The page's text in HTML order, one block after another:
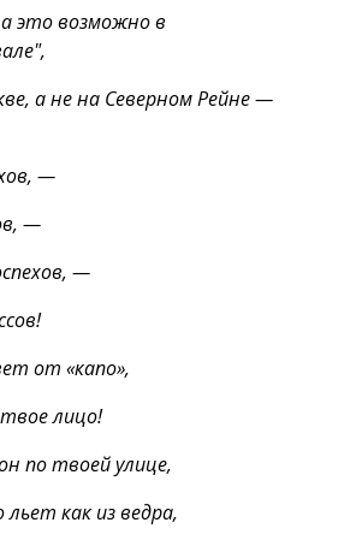
это возможно в
а не на Северном Рейне —
—
—
—
от «капо»,
лицо!
по твоей улице,
как из ведра,